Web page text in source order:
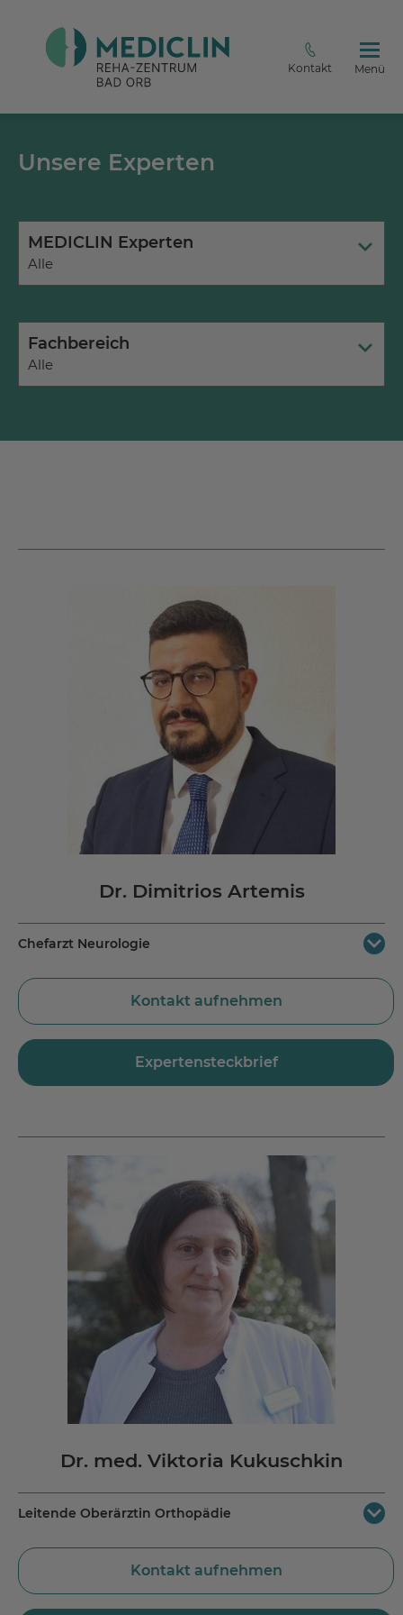
Kontakt Menü
Unsere Experten
MEDICLIN Experten
Alle
Fachbereich
Alle
Dr. Dimitrios Artemis
Chefarzt Neurologie
Spessartstraße 20
63619 Bad Orb
Jetzt Route planen
+49 6052 808 621
Kontakt aufnehmen
Expertensteckbrief
Dr. med. Viktoria Kukuschkin
Leitende Oberärztin Orthopädie
Spessartstraße 20
63619 Bad Orb
Jetzt Route planen
Kontakt aufnehmen